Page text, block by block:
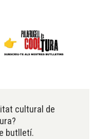
cultural de
butlletí.